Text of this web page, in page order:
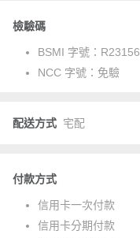
檢驗碼
BSMI 字號： R23156
NCC 字號： 免驗
配送方式 宅配
付款方式
信用卡一次付款
信用卡分期付款